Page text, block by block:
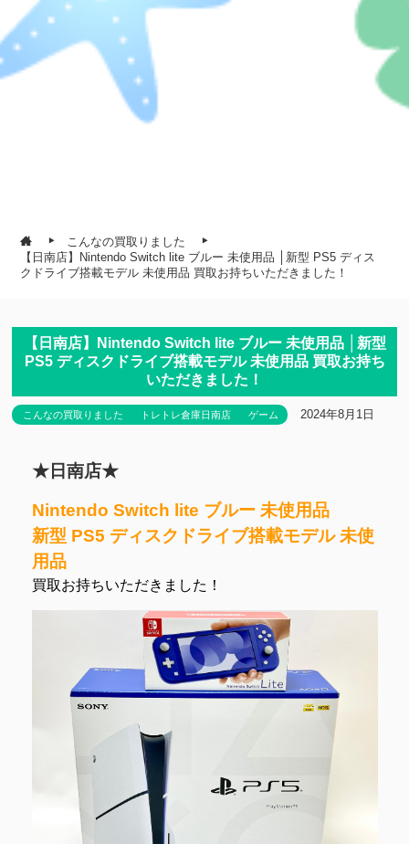
こんなの買取りました
【日南店】Nintendo Switch lite ブルー 未使用品 │新型 PS5 ディス
クドライブ搭載モデル 未使用品 買取お持ちいただきました！
【日南店】Nintendo Switch lite ブルー 未使用品 │新型
PS5 ディスクドライブ搭載モデル 未使用品 買取お持ち
いただきました！
こんなの買取りました トレトレ倉庫日南店 ゲーム 2024年8月1日
★日南店★
Nintendo Switch lite ブルー 未使用品
新型 PS5 ディスクドライブ搭載モデル 未使
用品
買取お持ちいただきました！